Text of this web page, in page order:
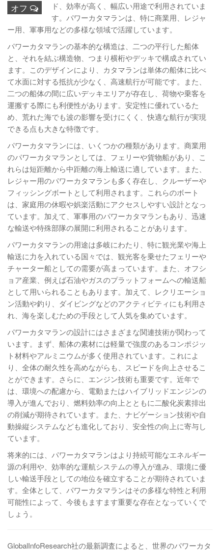
オフ
ド、効率が高く、幅広い用途で利用されていま
す。パワーカタマランは、特に商業用、レジャ
ー用、軍事用などの多様な領域で活躍しています。
パワーカタマランの基本的な構造は、二つの平行した船体
と、それを結ぶ構造物、つまり横桁やデッキで構成されてい
ます。このデザインにより、カタマランは単体の船体に比べ
て水面に対する抵抗が少なく、高速航行が可能です。また、
二つの船体の間に広いデッキエリアが存在し、荷物や乗客を
運搬する際にも利便性があります。安定性に優れているた
め、荒れた海でも波の影響を受けにくく、快適な航行が実現
できる点も大きな特徴です。
パワーカタマランには、いくつかの種類があります。商業用
のパワーカタマランとしては、フェリーや貨物船があり、こ
れらは短距離から中距離の海上輸送に適しています。また、
レジャー用のパワーカタマランも多く存在し、クルーザーや
フィッシングボートとして利用されます。これらのボート
は、家庭用の休暇や娯楽活動にアクセスしやすい設計となっ
ています。加えて、軍事用のパワーカタマランもあり、迅速
な輸送や特殊部隊の展開に利用されることがあります。
パワーカタマランの用途は多岐にわたり、特に観光業や海上
輸送に力を入れている国々では、観光客を乗せたフェリーや
チャーター船としての需要が高まっています。また、オフシ
ョア産業、例えば石油やガスのプラットフォームへの輸送船
として用いられることもあります。加えて、レクリエーショ
ン活動や釣り、ダイビングなどのアクティビティにも利用さ
れ、海を楽しむための手段として人気を集めています。
パワーカタマランの設計にはさまざまな関連技術が関わって
います。まず、船体の素材には軽量で強度のあるコンポジッ
ト材料やアルミニウムが多く使用されています。これによ
り、全体の耐久性を高めながらも、スピードを向上させるこ
とができます。さらに、エンジン技術も重要です。近年で
は、環境への配慮から、電動またはハイブリッドエンジンの
導入が進んでおり、燃料効率の向上とともに二酸化炭素排出
の削減が期待されています。また、ナビゲーション技術や自
動操縦システムなども進化しており、安全性の向上に寄与し
ています。
将来的には、パワーカタマランはより持続可能なエネルギー
源の利用や、効率的な運航システムの導入が進み、環境に優
しい輸送手段としての地位を確立することが期待されていま
す。全体として、パワーカタマランはその多様な特性と利用
可能性によって、今後もますます重要な存在となっていくで
しょう。
GlobalInfoResearch社の最新調査によると、世界のパワーカタ